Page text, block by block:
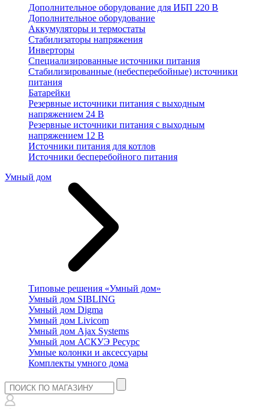
Дополнительное оборудование для ИБП 220 В
Дополнительное оборудование
Аккумуляторы и термостаты
Стабилизаторы напряжения
Инверторы
Специализированные источники питания
Стабилизированные (небесперебойные) источники
питания
Батарейки
Резервные источники питания с выходным
напряжением 24 В
Резервные источники питания с выходным
напряжением 12 В
Источники питания для котлов
Источники бесперебойного питания
Умный дом
Типовые решения «Умный дом»
Умный дом SIBLING
Умный дом Digma
Умный дом Livicom
Умный дом Ajax Systems
Умный дом АСКУЭ Ресурс
Умные колонки и аксессуары
Комплекты умного дома